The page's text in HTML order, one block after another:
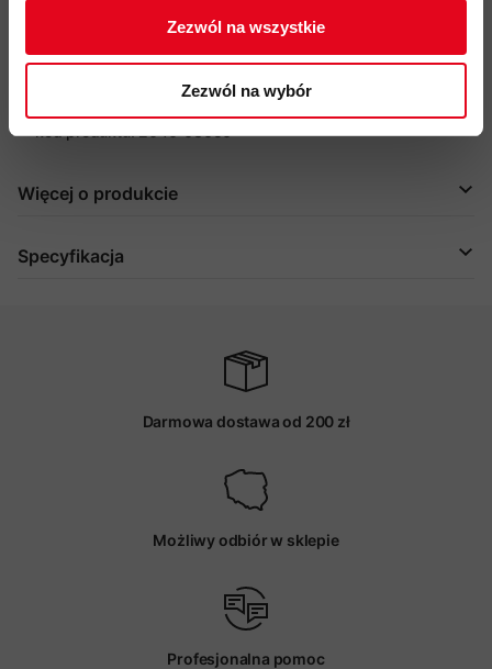
Zezwól na wszystkie
Zezwól na wybór
przy większej różnicy wagowej
zdobywca nagrody ISPO 2025
kod produktu: 2040-03050
Więcej o produkcie
Specyfikacja
Darmowa dostawa od 200 zł
Możliwy odbiór w sklepie
Profesjonalna pomoc